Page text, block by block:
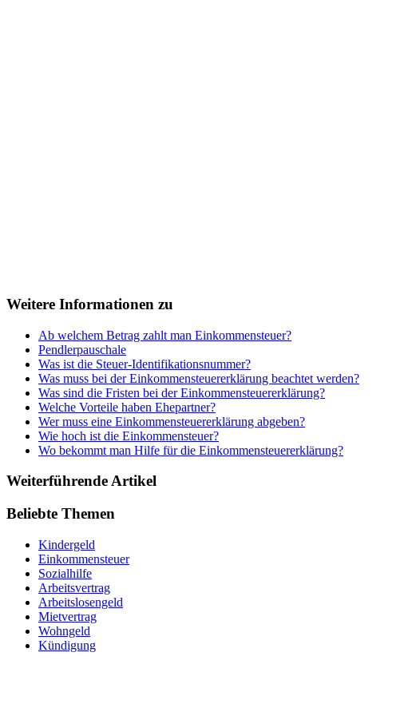
Weitere Informationen zu
Ab welchem Betrag zahlt man Einkommensteuer?
Pendlerpauschale
Was ist die Steuer-Identifikationsnummer?
Was muss bei der Einkommensteuererklärung beachtet werden?
Was sind die Fristen bei der Einkommensteuererklärung?
Welche Vorteile haben Ehepartner?
Wer muss eine Einkommensteuererklärung abgeben?
Wie hoch ist die Einkommensteuer?
Wo bekommt man Hilfe für die Einkommensteuererklärung?
Weiterführende Artikel
Beliebte Themen
Kindergeld
Einkommensteuer
Sozialhilfe
Arbeitsvertrag
Arbeitslosengeld
Mietvertrag
Wohngeld
Kündigung